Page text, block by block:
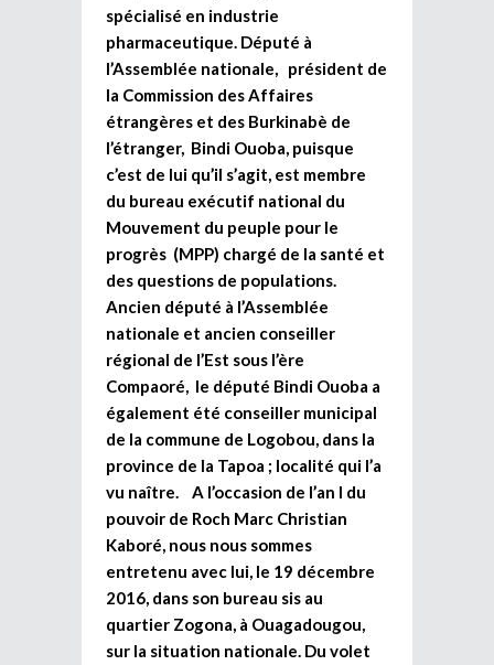
spécialisé en industrie
pharmaceutique. Député à
l’Assemblée nationale, président de
la Commission des Affaires
étrangères et des Burkinabè de
l’étranger, Bindi Ouoba, puisque
c’est de lui qu’il s’agit, est membre
du bureau exécutif national du
Mouvement du peuple pour le
progrès (MPP) chargé de la santé et
des questions de populations.
Ancien député à l’Assemblée
nationale et ancien conseiller
régional de l’Est sous l’ère
Compaoré, le député Bindi Ouoba a
également été conseiller municipal
de la commune de Logobou, dans la
province de la Tapoa ; localité qui l’a
vu naître. A l’occasion de l’an I du
pouvoir de Roch Marc Christian
Kaboré, nous nous sommes
entretenu avec lui, le 19 décembre
2016, dans son bureau sis au
quartier Zogona, à Ouagadougou,
sur la situation nationale. Du volet